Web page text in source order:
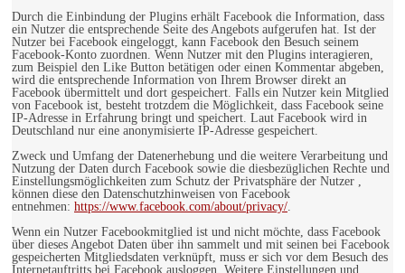
Durch die Einbindung der Plugins erhält Facebook die Information, dass
ein Nutzer die entsprechende Seite des Angebots aufgerufen hat. Ist der
Nutzer bei Facebook eingeloggt, kann Facebook den Besuch seinem
Facebook-Konto zuordnen. Wenn Nutzer mit den Plugins interagieren,
zum Beispiel den Like Button betätigen oder einen Kommentar abgeben,
wird die entsprechende Information von Ihrem Browser direkt an
Facebook übermittelt und dort gespeichert. Falls ein Nutzer kein Mitglied
von Facebook ist, besteht trotzdem die Möglichkeit, dass Facebook seine
IP-Adresse in Erfahrung bringt und speichert. Laut Facebook wird in
Deutschland nur eine anonymisierte IP-Adresse gespeichert.
Zweck und Umfang der Datenerhebung und die weitere Verarbeitung und
Nutzung der Daten durch Facebook sowie die diesbezüglichen Rechte und
Einstellungsmöglichkeiten zum Schutz der Privatsphäre der Nutzer ,
können diese den Datenschutzhinweisen von Facebook
entnehmen: https://www.facebook.com/about/privacy/.
Wenn ein Nutzer Facebookmitglied ist und nicht möchte, dass Facebook
über dieses Angebot Daten über ihn sammelt und mit seinen bei Facebook
gespeicherten Mitgliedsdaten verknüpft, muss er sich vor dem Besuch des
Internetauftritts bei Facebook ausloggen. Weitere Einstellungen und